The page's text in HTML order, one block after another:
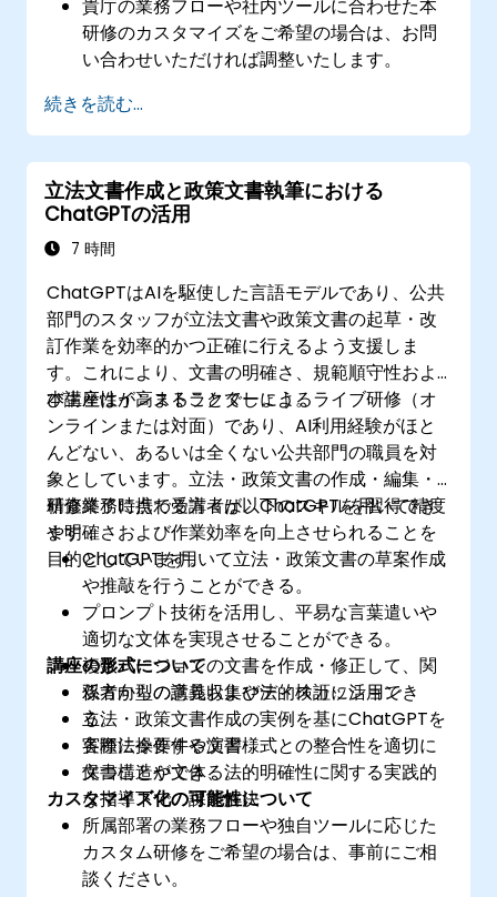
貴庁の業務フローや社内ツールに合わせた本
研修のカスタマイズをご希望の場合は、お問
い合わせいただければ調整いたします。
続きを読む...
立法文書作成と政策文書執筆における
ChatGPTの活用
7 時間
ChatGPTはAIを駆使した言語モデルであり、公共
部門のスタッフが立法文書や政策文書の起草・改
訂作業を効率的かつ正確に行えるよう支援しま
す。これにより、文書の明確さ、規範順守性およ
び生産性が高まることでしょう。
本講座はインストラクターによるライブ研修（オ
ンラインまたは対面）であり、AI利用経験がほと
んどない、あるいは全くない公共部門の職員を対
象としています。立法・政策文書の作成・編集・
精査業務に携わる方々が、ChatGPTを用いて精度
や明確さおよび作業効率を向上させられることを
目的としています。
研修終了時点で受講者は以下のスキルを習得でき
ます：
ChatGPTを用いて立法・政策文書の草案作成
や推敲を行うことができる。
プロンプト技術を活用し、平易な言葉遣いや
適切な文体を実現させることができる。
複数バージョンの文書を作成・修正して、関
係者からの意見収集や法的検証に活用でき
る。
各種法令要件や文書様式との整合性を適切に
保つことができる。
講座の形式について
双方向型の講義およびディスカッション
立法・政策文書作成の実例を基にChatGPTを
実際に操作する演習
文書構造や文体、法的明確性に関する実践的
な指導下での課題解決
カスタマイズ化の可能性について
所属部署の業務フローや独自ツールに応じた
カスタム研修をご希望の場合は、事前にご相
談ください。